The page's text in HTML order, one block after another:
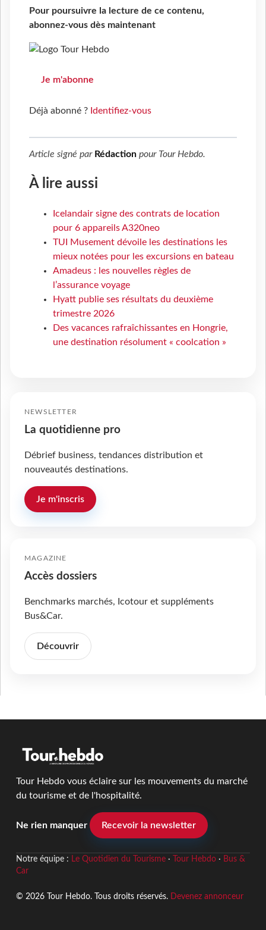
Pour poursuivre la lecture de ce contenu,
abonnez-vous dès maintenant
Je m'abonne
Déjà abonné ? Identifiez-vous
Article signé par Rédaction pour Tour Hebdo.
À lire aussi
Icelandair signe des contrats de location
pour 6 appareils A320neo
TUI Musement dévoile les destinations les
mieux notées pour les excursions en bateau
Amadeus : les nouvelles règles de
l’assurance voyage
Hyatt publie ses résultats du deuxième
trimestre 2026
Des vacances rafraîchissantes en Hongrie,
une destination résolument « coolcation »
NEWSLETTER
La quotidienne pro
Débrief business, tendances distribution et
nouveautés destinations.
Je m'inscris
MAGAZINE
Accès dossiers
Benchmarks marchés, Icotour et suppléments
Bus&Car.
Découvrir
Tour Hebdo vous éclaire sur les mouvements du marché
du tourisme et de l'hospitalité.
Ne rien manquer Recevoir la newsletter
Notre équipe : Le Quotidien du Tourisme· Tour Hebdo· Bus &
Car
© 2026 Tour Hebdo. Tous droits réservés. Devenez annonceur